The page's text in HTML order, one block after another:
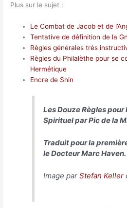
Plus sur le sujet :
Le Combat de Jacob et de
Tentative de définition de la
Règles générales très
Règles du Philalèthe pour se
Hermétique
Encre de Shin
Les Douze Règles pour
Spirituel par Pic de la
Traduit pour la
le Docteur Marc Haven.
Image parStefan Keller